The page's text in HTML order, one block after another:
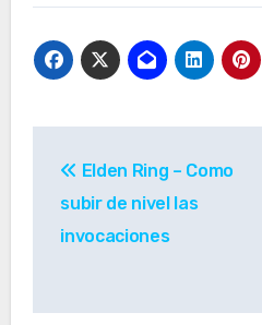
de
entradas
Elden Ring – Como
subir de nivel las
invocaciones